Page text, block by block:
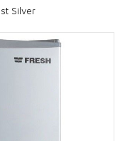
Silver